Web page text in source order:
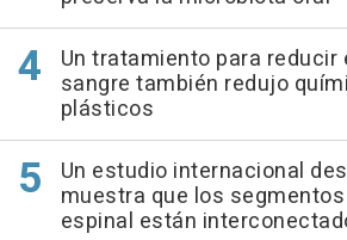
Un tratamiento para reducir
sangre también redujo
plásticos
Un estudio internacional
muestra que los
espinal están